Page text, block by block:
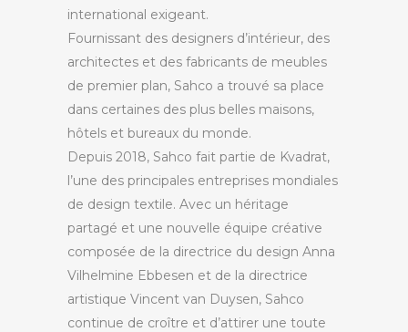
international exigeant.
Fournissant des designers d’intérieur, des
architectes et des fabricants de meubles
de premier plan, Sahco a trouvé sa place
dans certaines des plus belles maisons,
hôtels et bureaux du monde.
Depuis 2018, Sahco fait partie de Kvadrat,
l’une des principales entreprises mondiales
de design textile. Avec un héritage
partagé et une nouvelle équipe créative
composée de la directrice du design Anna
Vilhelmine Ebbesen et de la directrice
artistique Vincent van Duysen, Sahco
continue de croître et d’attirer une toute